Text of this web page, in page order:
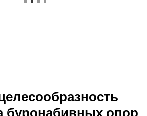
буронабивных опор